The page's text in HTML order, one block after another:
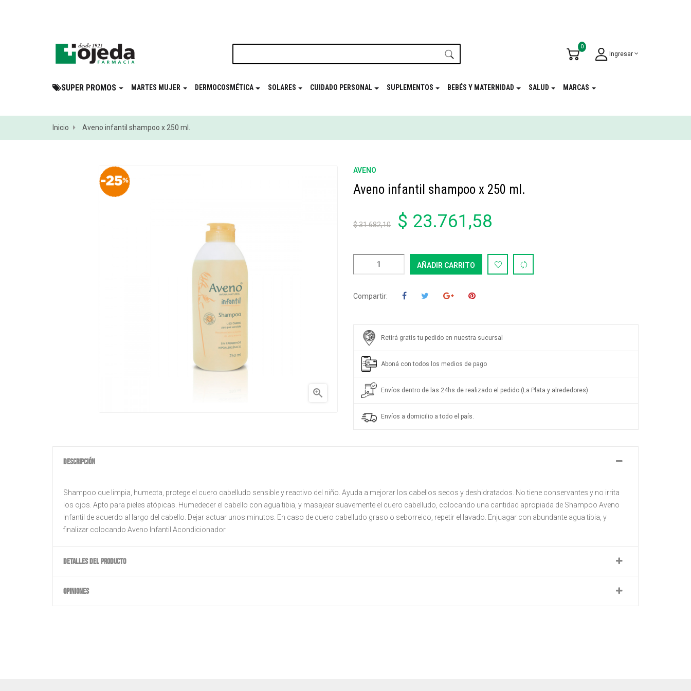
Ingresar
0
SUPER PROMOS MARTES MUJER DERMOCOSMÉTICA SOLARES CUIDADO PERSONAL SUPLEMENTOS BEBÉS Y MATERNIDAD SALUD MARCAS
Inicio Aveno infantil shampoo x 250 ml.

AVENO
Aveno infantil shampoo x 250 ml.
$ 31.682,10 $ 23.761,58
AÑADIR CARRITO
Compartir:
Retirá gratis tu pedido en nuestra sucursal
Aboná con todos los medios de pago
Envíos dentro de las 24hs de realizado el pedido (La Plata y alrededores)
Envíos a domicilio a todo el país.
DESCRIPCIÓN
Shampoo que limpia, humecta, protege el cuero cabelludo sensible y reactivo del niño. Ayuda a mejorar los cabellos secos y deshidratados. No tiene conservantes y no irrita
los ojos. Apto para pieles atópicas. Humedecer el cabello con agua tibia, y masajear suavemente el cuero cabelludo, colocando una cantidad apropiada de Shampoo Aveno
Infantil de acuerdo al largo del cabello. Dejar actuar unos minutos. En caso de cuero cabelludo graso o seborreico, repetir el lavado. Enjuagar con abundante agua tibia, y
finalizar colocando Aveno Infantil Acondicionador
DETALLES DEL PRODUCTO
OPINIONES